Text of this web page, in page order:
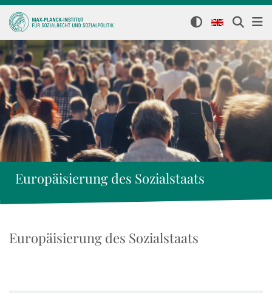
Europäisierung des Sozialstaats
Europäisierung des Sozialstaats